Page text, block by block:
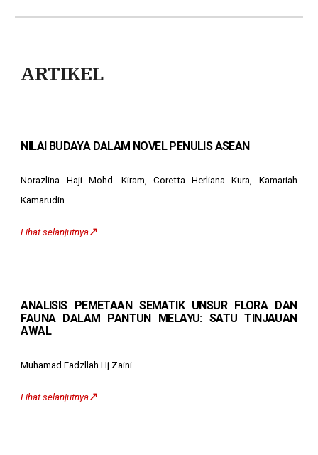
ARTIKEL
NILAI BUDAYA DALAM NOVEL PENULIS ASEAN
Norazlina Haji Mohd. Kiram, Coretta Herliana Kura, Kamariah
Kamarudin
Lihat selanjutnya↗️
ANALISIS PEMETAAN SEMATIK UNSUR FLORA DAN
FAUNA DALAM PANTUN MELAYU: SATU TINJAUAN
AWAL
Muhamad Fadzllah Hj Zaini
Lihat selanjutnya↗️